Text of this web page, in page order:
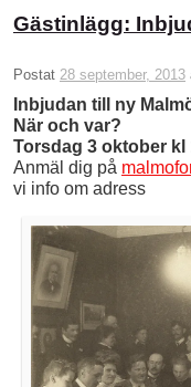
Gästinlägg:
Postat 28 september, 2013
Inbjudan till ny
När och var?
Torsdag 3 oktober kl
Anmäl dig på
vi info om adress